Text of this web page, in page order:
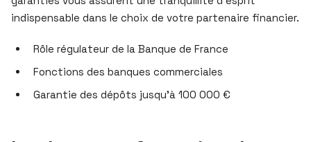
indispensable dans le choix de votre partenaire financier.
Rôle régulateur de la Banque de France
Fonctions des banques commerciales
Garantie des dépôts jusqu’à 100 000 €